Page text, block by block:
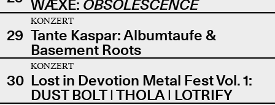
WÆXE: OBSOLESCENCE
29
KONZERT
Tante Kaspar: Albumtaufe &
Basement Roots
30
KONZERT
Lost in Devotion Metal Fest Vol. 1:
DUST BOLT | THOLA | LOTRIFY